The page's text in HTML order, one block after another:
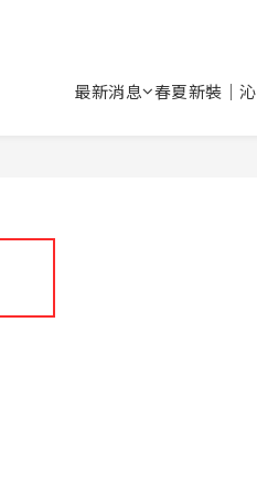
最新消息 春夏新裝｜